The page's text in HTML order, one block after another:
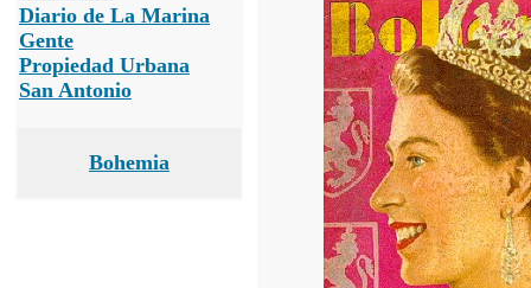
Diario de La Marina
Gente
Propiedad Urbana
San Antonio
Bohemia